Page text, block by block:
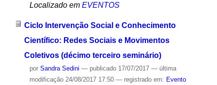
Localizado em EVENTOS
Ciclo Intervenção Social e Conhecimento
Científico: Redes Sociais e Movimentos
Coletivos (décimo terceiro seminário)
por Sandra Sedini — publicado17/07/2017 — última
modificação24/08/2017 17:50 — registrado em: Evento